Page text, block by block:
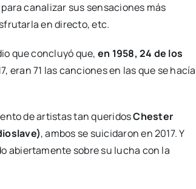
canalizar sus sensaciones más
en directo, etc.
que concluyó que, en 1958, 24 de los
eran 71 las canciones en las que se hacía
de artistas tan queridosChester
, ambos se suicidaron en 2017. Y
abiertamente sobre su lucha con la